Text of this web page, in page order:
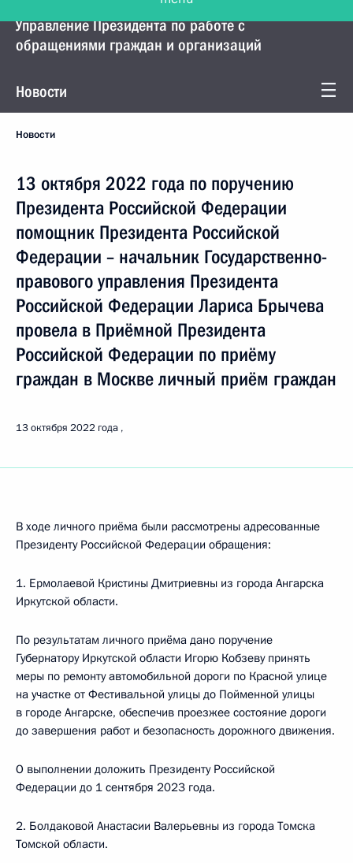
Управление Президента по работе с
обращениями граждан и организаций
Новости
Новости
13 октября 2022 года по поручению
Президента Российской Федерации
помощник Президента Российской
Федерации – начальник Государственно-
правового управления Президента
Российской Федерации Лариса Брычева
провела в Приёмной Президента
Российской Федерации по приёму
граждан в Москве личный приём граждан
13 октября 2022 года
В ходе личного приёма были рассмотрены адресованные
Президенту Российской Федерации обращения:
1. Ермолаевой Кристины Дмитриевны из города Ангарска
Иркутской области.
По результатам личного приёма дано поручение
Губернатору Иркутской области Игорю Кобзеву принять
меры по ремонту автомобильной дороги по Красной улице
на участке от Фестивальной улицы до Пойменной улицы
в городе Ангарске, обеспечив проезжее состояние дороги
до завершения работ и безопасность дорожного движения.
О выполнении доложить Президенту Российской
Федерации до 1 сентября 2023 года.
2. Болдаковой Анастасии Валерьевны из города Томска
Томской области.